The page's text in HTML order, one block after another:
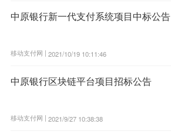
中原银行新一代支付系统项目中标公告
移动支付网 | 2021/10/19 10:11:46
中原银行区块链平台项目招标公告
移动支付网 | 2021/9/27 10:38:38